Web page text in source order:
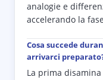
analogie e
accelerando la
Cosa succede
arrivarci
La prima